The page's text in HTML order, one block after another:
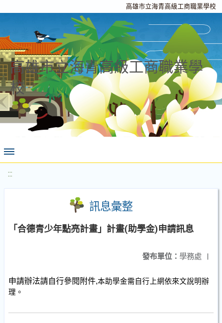
高雄市立海青高級工商職業學校
高雄市立海青高級工商職業學
校
:::
訊息彙整
「合德青少年點亮計畫」計畫(助學金)申請訊息
發布單位： 學務處 |
申請辦法請自行參閱附件,本助學金需自行上網依來文說明辦
理。